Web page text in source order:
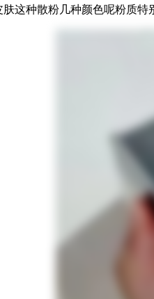
这种散粉几种颜色呢粉质特